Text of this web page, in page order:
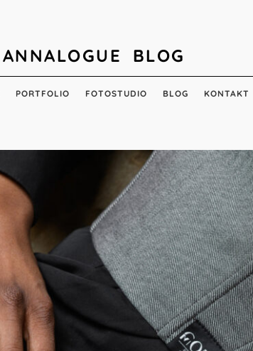
ANNALOGUE BLOG
PORTFOLIO FOTOSTUDIO BLOG KONTAKT